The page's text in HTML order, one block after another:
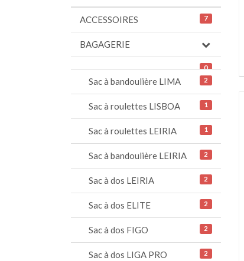
7
ACCESSOIRES
BAGAGERIE
0
Sac à bandoulière LIMA 2
Sac à roulettes LISBOA 1
Sac à roulettes LEIRIA 1
Sac à bandoulière LEIRIA 2
Sac à dos LEIRIA 2
Sac à dos ELITE 2
Sac à dos FIGO 2
Sac à dos LIGA PRO 2